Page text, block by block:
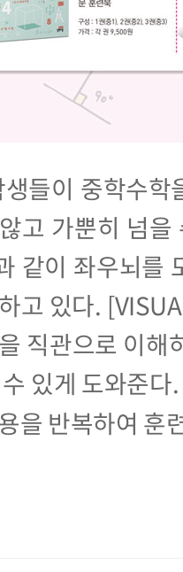
들이 중학수
고 가뿐히 넘
같이 좌우뇌를
고 있다.
직관으로 이
있게 도와준
을 반복하여 훈